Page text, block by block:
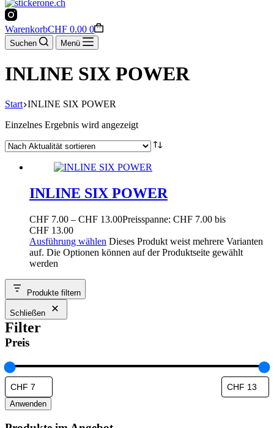
WarenkorbCHF 0.00 0
Suchen Menü
INLINE SIX POWER
Start INLINE SIX POWER
Einzelnes Ergebnis wird angezeigt
INLINE SIX POWER
CHF 7.00 – CHF 13.00Preisspanne: CHF 7.00 bis
CHF 13.00
Ausführung wählen Dieses Produkt weist mehrere Varianten
auf. Die Optionen können auf der Produktseite gewählt
werden
Produkte filtern
Schließen
Filter
Preis
Anwenden